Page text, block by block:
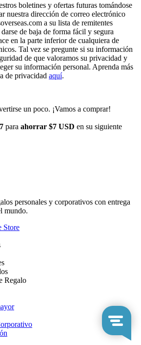
boletines y ofertas futuras tomándose
nuestra dirección de correo electrónico
a su lista de remitentes
de baja de forma fácil y segura
en la parte inferior de cualquiera de
Tal vez se pregunte si su información
de que valoramos su privacidad y
su información personal. Aprenda más
de privacidad aquí.
un poco. ¡Vamos a comprar!
para ahorrar $7 USD en su siguiente
personales y corporativos con entrega
mundo.
Regalo